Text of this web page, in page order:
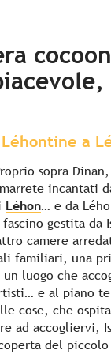
a
sopra
incantati
Léhon… e da
gestita da
camere
familiari, una
luogo che
e al piano
cose, che
ad accogliervi,
del piccolo